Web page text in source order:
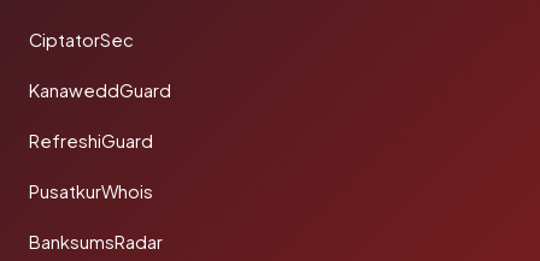
CiptatorSec
KanaweddGuard
RefreshiGuard
PusatkurWhois
BanksumsRadar